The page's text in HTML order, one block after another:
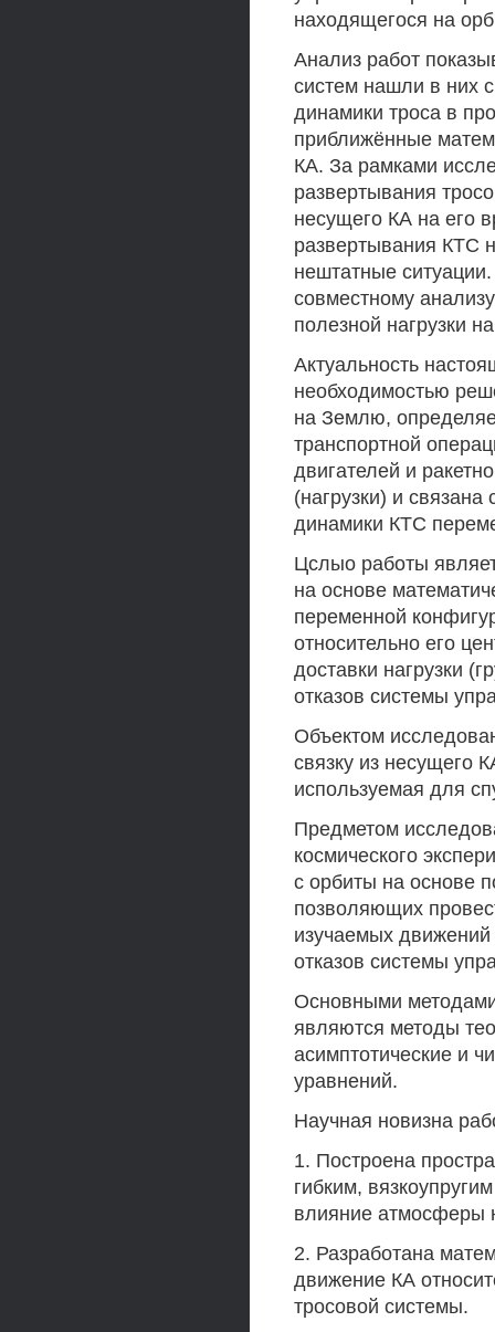
находящегося на
Анализ работ
систем нашли в них
динамики троса в
приближённые
КА. За рамками
развертывания
несущего КА на его
развертывания КТС
нештатные
совместному
полезной нагрузки
Актуальность
необходимостью
на Землю,
транспортной
двигателей и
(нагрузки) и
динамики КТС
Цслыо работы
на основе
переменной
относительно его
доставки нагрузки
отказов системы
Объектом
связку из несущего
используемая для
Предметом
космического
с орбиты на основе
позволяющих
изучаемых
отказов системы
Основными
являются методы
асимптотические и
уравнений.
Научная новизна
1. Построена
гибким,
влияние атмосферы
2. Разработана
движение КА
тросовой системы.